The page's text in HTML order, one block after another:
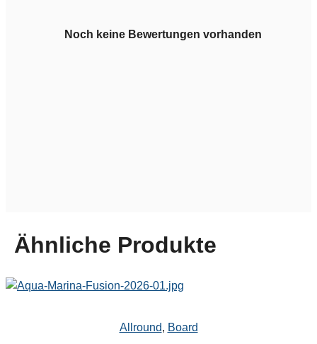
Noch keine Bewertungen vorhanden
Ähnliche Produkte
Allround, Board